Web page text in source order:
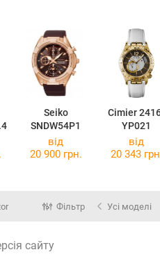
Seiko
SNDW54P1
Cimier
YP021
від
20 900 грн.
від
20 343
Фільтр Усі моделі
сайту